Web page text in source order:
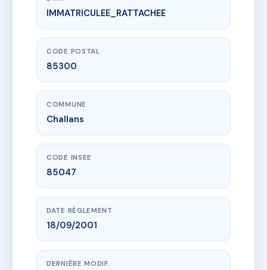
www.vme.plus/AC6676837
LES MARRONNIERS
1A r de saint-jean de monts
IMMATRICULEE_RATTACHEE
CODE POSTAL
85300
COMMUNE
Challans
CODE INSEE
85047
DATE RÈGLEMENT
18/09/2001
DERNIÈRE MODIF.